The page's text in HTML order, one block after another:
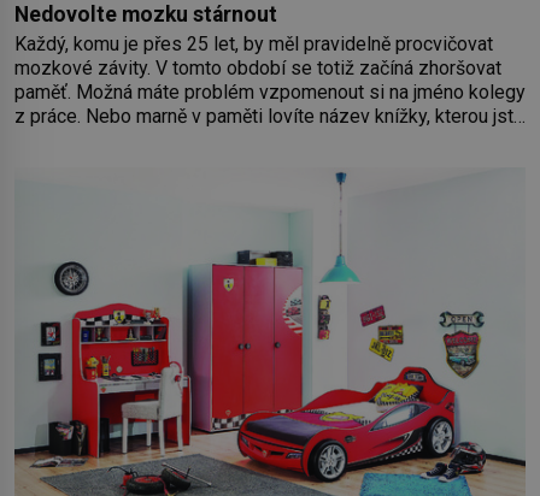
Nedovolte mozku stárnout
Každý, komu je přes 25 let, by měl pravidelně procvičovat
mozkové závity. V tomto období se totiž začíná zhoršovat
paměť. Možná máte problém vzpomenout si na jméno kolegy
z práce. Nebo marně v paměti lovíte název knížky, kterou jste